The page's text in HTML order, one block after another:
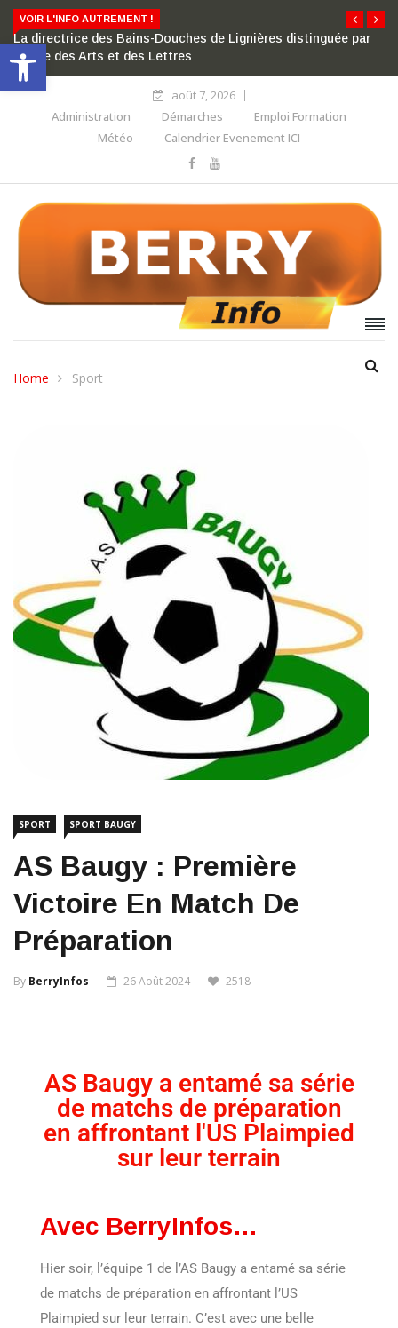
Ouvrir la barre d’outils
VOIR L'INFO AUTREMENT !
La directrice des Bains-Douches de Lignières distinguée par
l’ordre des Arts et des Lettres
août 7, 2026
Administration
Démarches
Emploi Formation
Météo
Calendrier Evenement ICI
Home Sport
SPORT SPORT BAUGY
AS Baugy : Première
Victoire En Match De
Préparation
By BerryInfos 26 Août 2024 2518
AS Baugy a entamé sa série
de matchs de préparation
en affrontant l'US Plaimpied
sur leur terrain
Avec BerryInfos…
Hier soir, l’équipe 1 de l’AS Baugy a entamé sa série
de matchs de préparation en affrontant l’US
Plaimpied sur leur terrain. C’est avec une belle